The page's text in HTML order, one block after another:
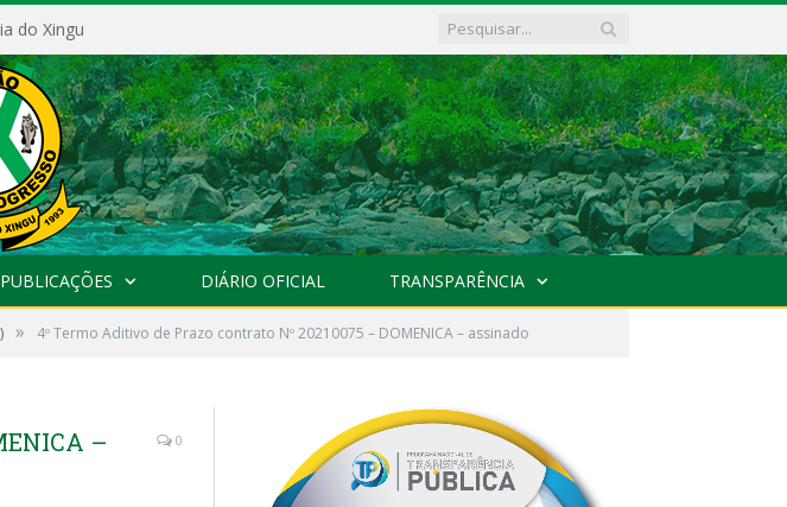
do Xingu
PUBLICAÇÕES DIÁRIO OFICIAL TRANSPARÊNCIA
» 4º Termo Aditivo de Prazo contrato Nº 20210075 – DOMENICA – assinado
–
0